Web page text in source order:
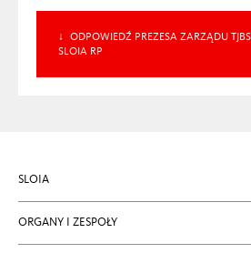
ODPOWIEDŹ PREZESA ZARZĄDU
SLOIA RP
SLOIA
ORGANY I ZESPOŁY